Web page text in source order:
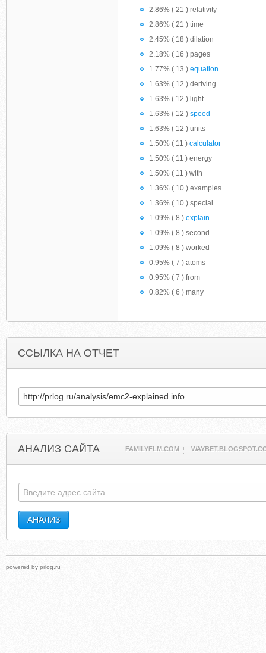
2.86% ( 21 ) relativity
2.86% ( 21 ) time
2.45% ( 18 ) dilation
2.18% ( 16 ) pages
1.77% ( 13 ) equation
1.63% ( 12 ) deriving
1.63% ( 12 ) light
1.63% ( 12 ) speed
1.63% ( 12 ) units
1.50% ( 11 ) calculator
1.50% ( 11 ) energy
1.50% ( 11 ) with
1.36% ( 10 ) examples
1.36% ( 10 ) special
1.09% ( 8 ) explain
1.09% ( 8 ) second
1.09% ( 8 ) worked
0.95% ( 7 ) atoms
0.95% ( 7 ) from
0.82% ( 6 ) many
ССЫЛКА НА ОТЧЕТ
АНАЛИЗ САЙТА FAMILYFLM.COM
powered by prlog.ru